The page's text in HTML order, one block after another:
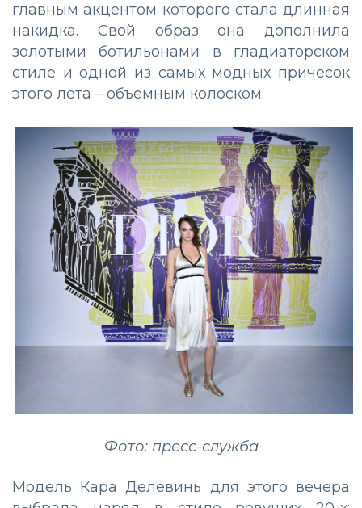
главным акцентом которого стала длинная
накидка. Свой образ она дополнила
золотыми ботильонами в гладиаторском
стиле и одной из самых модных причесок
этого лета – объемным колоском.
Фото: пресс-служба
Модель Кара Делевинь для этого вечера